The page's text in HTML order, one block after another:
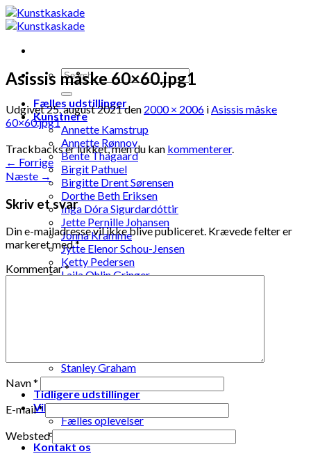
Skip
to
Fælles udstillinger
Kunstnere
Annette Kamstrup
Annette Rønnov
Bente Thagaard
Birgit Pathuel
Birgitte Drent Sørensen
Dorthe Beth Eriksen
Inga Dóra Sigurdardóttir
Jette Pernille Johansen
Jonna Kramme
Jytte Elenor Schou-Jensen
Ketty Pedersen
Laila Ohlin Gringer
Stanley Graham
Susse Nøhr Mastrup
Tidligere udstillinger
Vil du være medlem?
Fælles oplevelser
Fælles aktiviteter
Kontakt os
Asissis måske 60×60.jpg1
Udgivet25. august 2021den 2000 × 2006 iAsissis måske
60×60.jpg1
Trackbacks er lukket, men du kan kommenterer.
← Forrige
Næste →
Skriv et svar
Din e-mailadresse vil ikke blive publiceret. Krævede felter er
markeret med*
Kommentar*
Navn*
E-mail*
Websted